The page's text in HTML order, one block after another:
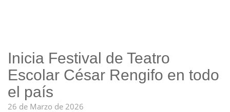
Inicia Festival de Teatro
Escolar César Rengifo en todo
el país
26 de Marzo de 2026